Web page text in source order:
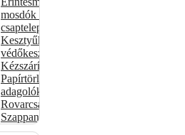
mosdók és
csaptelepek
Kesztyűk,
védőkesztyűk
Kézszárítók
Papírtörlő-
adagolók
Rovarcsapdák
Szappanadagolók